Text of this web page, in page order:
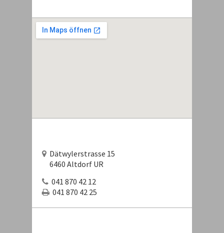
Dätwylerstrasse 15
6460 Altdorf UR
041 870 42 12
041 870 42 25